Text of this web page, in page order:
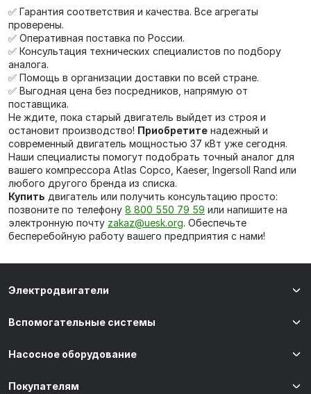
✅ Гарантия соответствия и качества. Все агрегаты
проверены.
✅ Оперативная поставка по России.
✅ Консультация технических специалистов по подбору
аналога.
✅ Помощь в организации доставки по всей стране.
✅ Выгодная цена без посредников, напрямую от
поставщика.
Не ждите, пока старый двигатель выйдет из строя и
остановит производство! Приобретите надежный и
современный двигатель мощностью 37 кВт уже сегодня.
Наши специалисты помогут подобрать точный аналог для
вашего компрессора Atlas Copco, Kaeser, Ingersoll Rand или
любого другого бренда из списка.
Купить двигатель или получить консультацию просто:
позвоните по телефону 8 800 550 79 59 или напишите на
электронную почту zakaz@uesk.org. Обеспечьте
бесперебойную работу вашего предприятия с нами!
Электродвигатели
Вспомогательные системы
Насосное оборудование
Покупателям